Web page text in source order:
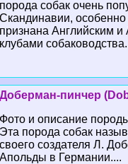
порода собак очень
Скандинавии,
признана Английским и
клубами
Доберман-пинчер
Фото и описание
Эта порода собак
своего создателя Л.
Апольды в Германии....